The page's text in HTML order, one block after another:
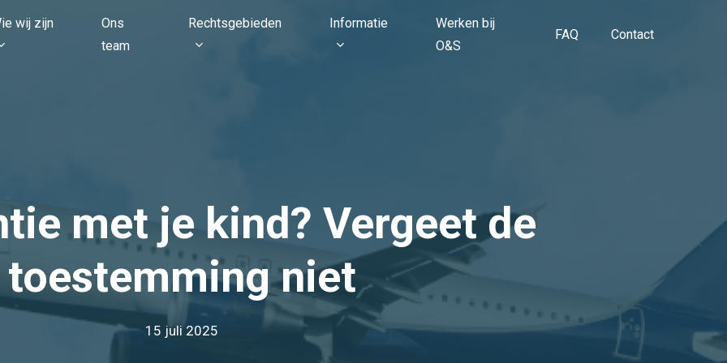
wij zijn
Ons
team
Rechtsgebieden Informatie
Werken bij
O&S
FAQ Contact
met je kind? Vergeet de
toestemming niet
15 juli 2025